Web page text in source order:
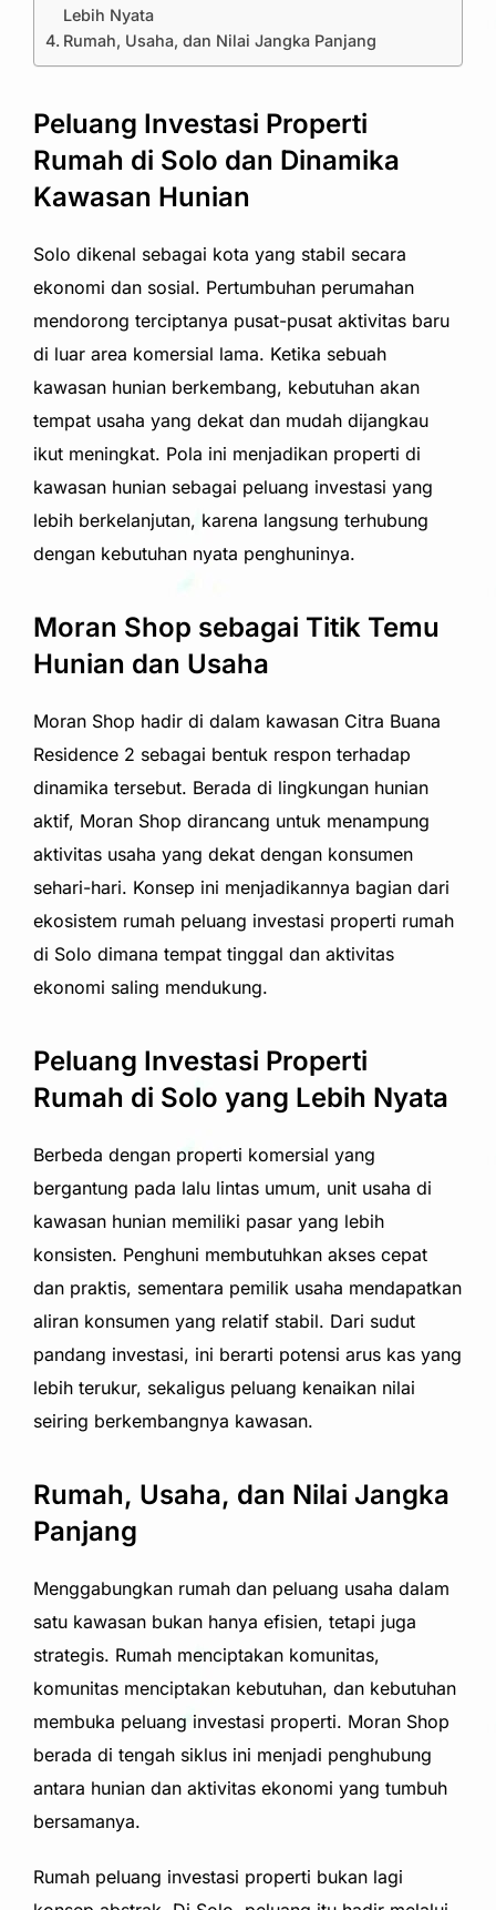
Lebih Nyata
Rumah, Usaha, dan Nilai Jangka Panjang
Peluang Investasi Properti
Rumah di Solo dan Dinamika
Kawasan Hunian
Solo dikenal sebagai kota yang stabil secara
ekonomi dan sosial. Pertumbuhan perumahan
mendorong terciptanya pusat-pusat aktivitas baru
di luar area komersial lama. Ketika sebuah
kawasan hunian berkembang, kebutuhan akan
tempat usaha yang dekat dan mudah dijangkau
ikut meningkat. Pola ini menjadikan properti di
kawasan hunian sebagai peluang investasi yang
lebih berkelanjutan, karena langsung terhubung
dengan kebutuhan nyata penghuninya.
Moran Shop sebagai Titik Temu
Hunian dan Usaha
Moran Shop hadir di dalam kawasan Citra Buana
Residence 2 sebagai bentuk respon terhadap
dinamika tersebut. Berada di lingkungan hunian
aktif, Moran Shop dirancang untuk menampung
aktivitas usaha yang dekat dengan konsumen
sehari-hari. Konsep ini menjadikannya bagian dari
ekosistem rumah peluang investasi properti rumah
di Solo dimana tempat tinggal dan aktivitas
ekonomi saling mendukung.
Peluang Investasi Properti
Rumah di Solo yang Lebih Nyata
Berbeda dengan properti komersial yang
bergantung pada lalu lintas umum, unit usaha di
kawasan hunian memiliki pasar yang lebih
konsisten. Penghuni membutuhkan akses cepat
dan praktis, sementara pemilik usaha mendapatkan
aliran konsumen yang relatif stabil. Dari sudut
pandang investasi, ini berarti potensi arus kas yang
lebih terukur, sekaligus peluang kenaikan nilai
seiring berkembangnya kawasan.
Rumah, Usaha, dan Nilai Jangka
Panjang
Menggabungkan rumah dan peluang usaha dalam
satu kawasan bukan hanya efisien, tetapi juga
strategis. Rumah menciptakan komunitas,
komunitas menciptakan kebutuhan, dan kebutuhan
membuka peluang investasi properti. Moran Shop
berada di tengah siklus ini menjadi penghubung
antara hunian dan aktivitas ekonomi yang tumbuh
bersamanya.
Rumah peluang investasi properti bukan lagi